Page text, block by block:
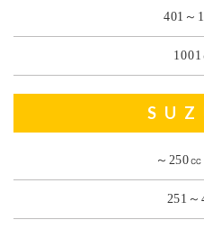
401～
1001
～250
251～